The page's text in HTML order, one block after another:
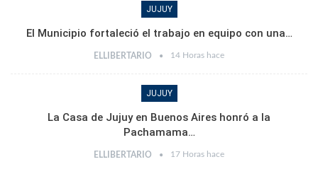
JUJUY
El Municipio fortaleció el trabajo en equipo con una…
ELLIBERTARIO 14 Horas hace
JUJUY
La Casa de Jujuy en Buenos Aires honró a la
Pachamama…
ELLIBERTARIO 17 Horas hace